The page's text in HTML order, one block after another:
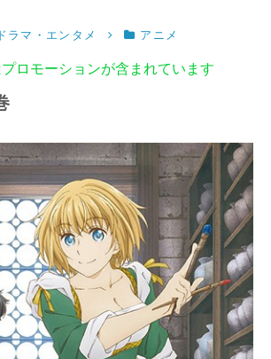
ドラマ・エンタメ アニメ
ロモーションが含まれています